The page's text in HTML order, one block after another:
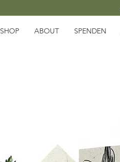
SHOP ABOUT SPENDEN